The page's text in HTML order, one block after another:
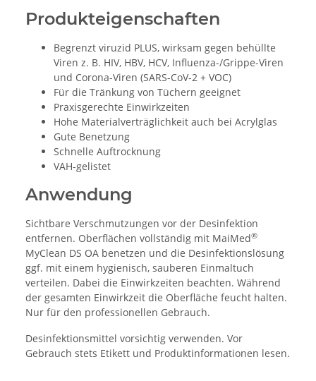
Produkteigenschaften
Begrenzt viruzid PLUS, wirksam gegen behüllte
Viren z. B. HIV, HBV, HCV, Influenza-/Grippe-Viren
und Corona-Viren (SARS-CoV-2 + VOC)
Für die Tränkung von Tüchern geeignet
Praxisgerechte Einwirkzeiten
Hohe Materialverträglichkeit auch bei Acrylglas
Gute Benetzung
Schnelle Auftrocknung
VAH-gelistet
Anwendung
Sichtbare Verschmutzungen vor der Desinfektion
entfernen. Oberflächen vollständig mit MaiMed®
MyClean DS OA benetzen und die Desinfektionslösung
ggf. mit einem hygienisch, sauberen Einmaltuch
verteilen. Dabei die Einwirkzeiten beachten. Während
der gesamten Einwirkzeit die Oberfläche feucht halten.
Nur für den professionellen Gebrauch.
Desinfektionsmittel vorsichtig verwenden. Vor
Gebrauch stets Etikett und Produktinformationen lesen.